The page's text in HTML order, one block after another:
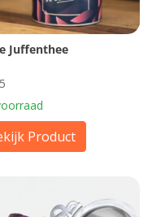
Juffenthee
Product